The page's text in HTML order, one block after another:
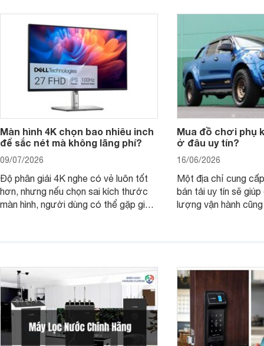
thay vì chỉ so sánh cấu hình trên giấy.
không, dùng được
Màn hình 4K chọn bao nhiêu inch
để sắc nét mà không lãng phí?
09/07/2026
Độ phân giải 4K nghe có vẻ luôn tốt
hơn, nhưng nếu chọn sai kích thước
màn hình, người dùng có thể gặp giao
Mua đồ chơi phụ
ở đâu uy tín?
16/06/2026
Một địa chỉ cung
bán tải uy tín sẽ
lượng vận hành